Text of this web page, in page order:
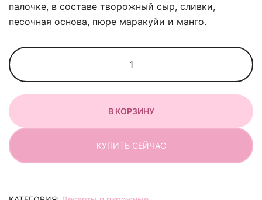
палочке, в составе творожный сыр, сливки,
песочная основа, пюре маракуйи и манго.
товара
Чизкейк
В КОРЗИНУ
КУПИТЬ СЕЙЧАС